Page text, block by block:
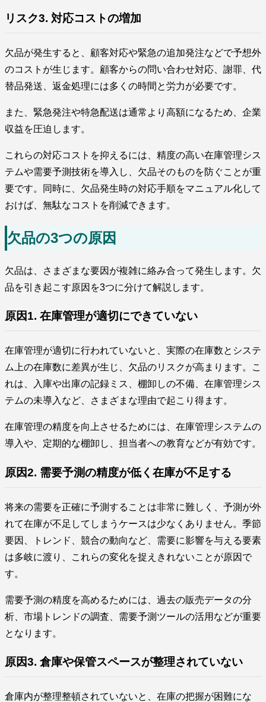
リスク3. 対応コストの増加
欠品が発生すると、顧客対応や緊急の追加発注などで予想外
のコストが生じます。顧客からの問い合わせ対応、謝罪、代
替品発送、返金処理には多くの時間と労力が必要です。
また、緊急発注や特急配送は通常より高額になるため、企業
収益を圧迫します。
これらの対応コストを抑えるには、精度の高い在庫管理シス
テムや需要予測技術を導入し、欠品そのものを防ぐことが重
要です。同時に、欠品発生時の対応手順をマニュアル化して
おけば、無駄なコストを削減できます。
欠品の3つの原因
欠品は、さまざまな要因が複雑に絡み合って発生します。欠
品を引き起こす原因を3つに分けて解説します。
原因1. 在庫管理が適切にできていない
在庫管理が適切に行われていないと、実際の在庫数とシステ
ム上の在庫数に差異が生じ、欠品のリスクが高まります。こ
れは、入庫や出庫の記録ミス、棚卸しの不備、在庫管理シス
テムの未導入など、さまざまな理由で起こり得ます。
在庫管理の精度を向上させるためには、在庫管理システムの
導入や、定期的な棚卸し、担当者への教育などが有効です。
原因2. 需要予測の精度が低く在庫が不足する
将来の需要を正確に予測することは非常に難しく、予測が外
れて在庫が不足してしまうケースは少なくありません。季節
要因、トレンド、競合の動向など、需要に影響を与える要素
は多岐に渡り、これらの変化を捉えきれないことが原因で
す。
需要予測の精度を高めるためには、過去の販売データの分
析、市場トレンドの調査、需要予測ツールの活用などが重要
となります。
原因3. 倉庫や保管スペースが整理されていない
倉庫内が整理整頓されていないと、在庫の把握が困難にな